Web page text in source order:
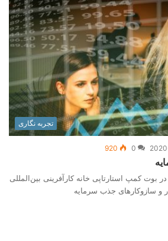
تجربه نگاری
0
920
بوت کمپ استارتاپی خانه کارآفرینی بین‌المللی
و سازوکارهای جذب سرمایه